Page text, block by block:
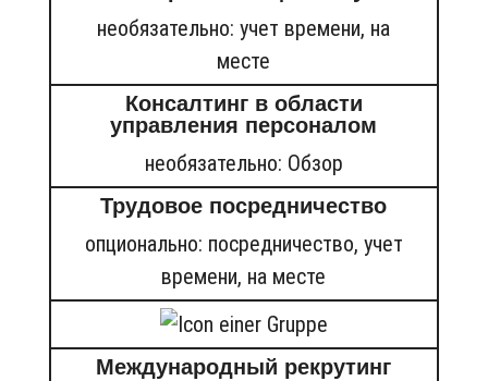
необязательно: учет времени, на
месте
Консалтинг в области
управления персоналом
необязательно: Обзор
Трудовое посредничество
опционально: посредничество, учет
времени, на месте
Международный рекрутинг